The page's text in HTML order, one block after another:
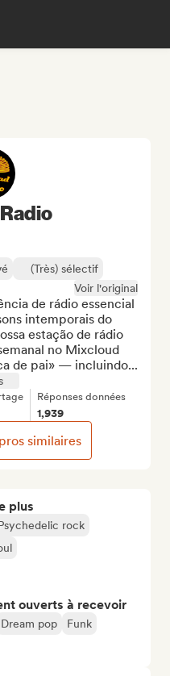
plus
rock
ouverts à recevoir
Dream pop
Funk
(Très) sélectif
Voir l'original
de rádio essencial
intemporais do
estação de rádio
no Mixcloud
de pai» — incluindo...
Réponses données
1,939
similaires